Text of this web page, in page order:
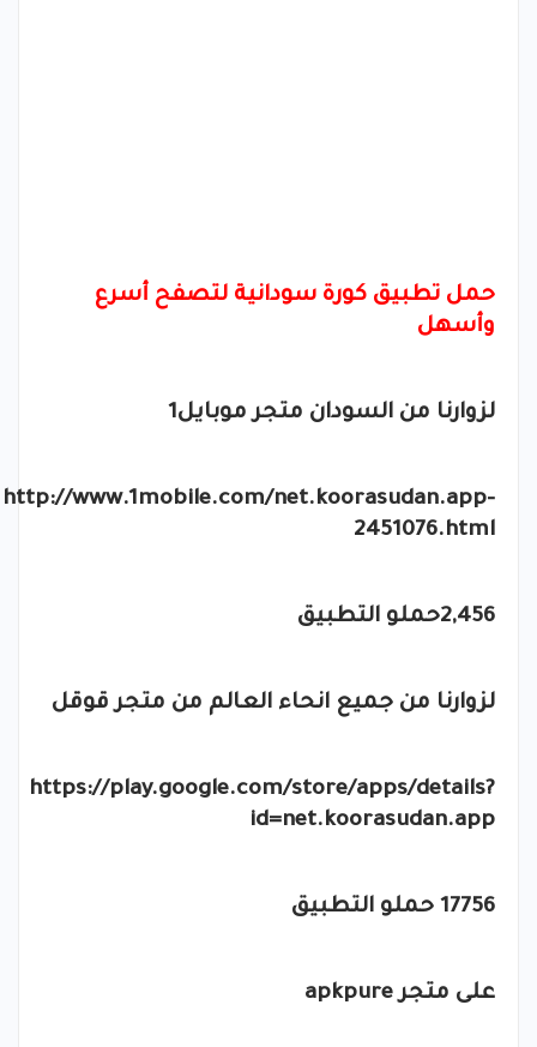
حمل تطبيق كورة سودانية لتصفح أسرع
وأسهل
لزوارنا من السودان متجر موبايل1
http://www.1mobile.com/net.koorasudan.app-
2451076.html
2,456حملو التطبيق
لزوارنا من جميع انحاء العالم من متجر قوقل
https://play.google.com/store/apps/details?
id=net.koorasudan.app
17756 حملو التطبيق
على متجرapkpure